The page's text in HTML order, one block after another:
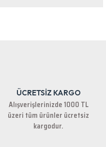
ÜCRETSİZ KARGO
Alışverişlerinizde 1000 TL
üzeri tüm ürünler ücretsiz
kargodur.